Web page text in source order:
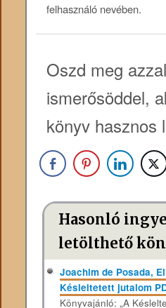
felhasználó nevében.
Oszd meg
ismerősöddel,
könyv hasznos
Hasonló
letölthető
Joachim de Posada,
Késleltetett jutalom
Könyvajánló: „A